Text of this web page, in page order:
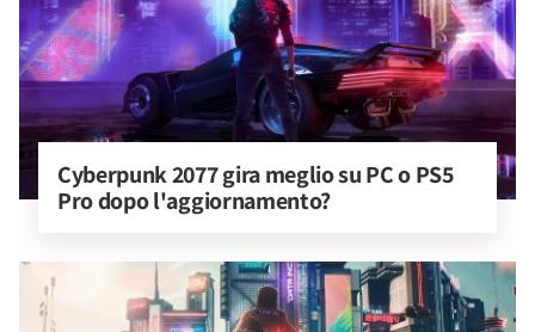
Cyberpunk 2077 gira meglio su PC o PS5
Pro dopo l'aggiornamento?